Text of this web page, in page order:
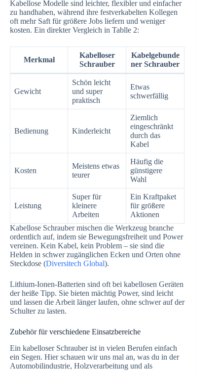
Kabellose Modelle sind leichter, flexibler und einfacher
zu handhaben, während ihre festverkabelten Kollegen
oft mehr Saft für größere Jobs liefern und weniger
kosten. Ein direkter Vergleich in Tablle 2:
Merkmal
Kabelloser
Schrauber
Kabelgebunde
ner Schrauber
Gewicht
Schön leicht
und super
praktisch
Etwas
schwerfällig
Bedienung Kinderleicht
Ziemlich
eingeschränkt
durch das
Kabel
Kosten
Meistens etwas
teurer
Häufig die
günstigere
Wahl
Leistung
Super für
kleinere
Arbeiten
Ein Kraftpaket
für größere
Aktionen
Kabellose Schrauber mischen die Werkzeug branche
ordentlich auf, indem sie Bewegungsfreiheit und Power
vereinen. Kein Kabel, kein Problem – sie sind die
Helden in schwer zugänglichen Ecken und Orten ohne
Steckdose (Diversitech Global).
Lithium-Ionen-Batterien sind oft bei kabellosen Geräten
der heiße Tipp. Sie bieten mächtig Power, sind leicht
und lassen die Arbeit länger laufen, ohne schwer auf der
Schulter zu lasten.
Zubehör für verschiedene Einsatzbereiche
Ein kabelloser Schrauber ist in vielen Berufen einfach
ein Segen. Hier schauen wir uns mal an, was du in der
Automobilindustrie, Holzverarbeitung und als